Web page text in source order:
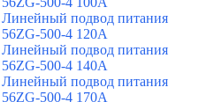
Линейный подвод питания
56ZG-500-4 120A
Линейный подвод питания
56ZG-500-4 140A
Линейный подвод питания
56ZG-500-4 170A